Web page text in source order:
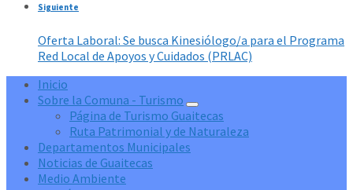
Siguiente
Oferta Laboral: Se busca Kinesiólogo/a para el Programa
Red Local de Apoyos y Cuidados (PRLAC)
Inicio
Sobre la Comuna - Turismo
Página de Turismo Guaitecas
Ruta Patrimonial y de Naturaleza
Departamentos Municipales
Noticias de Guaitecas
Medio Ambiente